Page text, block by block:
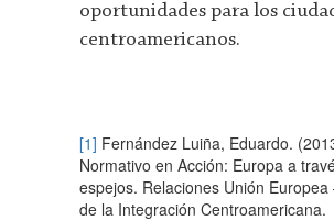
oportunidades para los
centroamericanos.
[1] Fernández Luiña, Eduardo.
Normativo en Acción: Europa a
espejos. Relaciones Unión Europea
de la Integración Centroamericana.